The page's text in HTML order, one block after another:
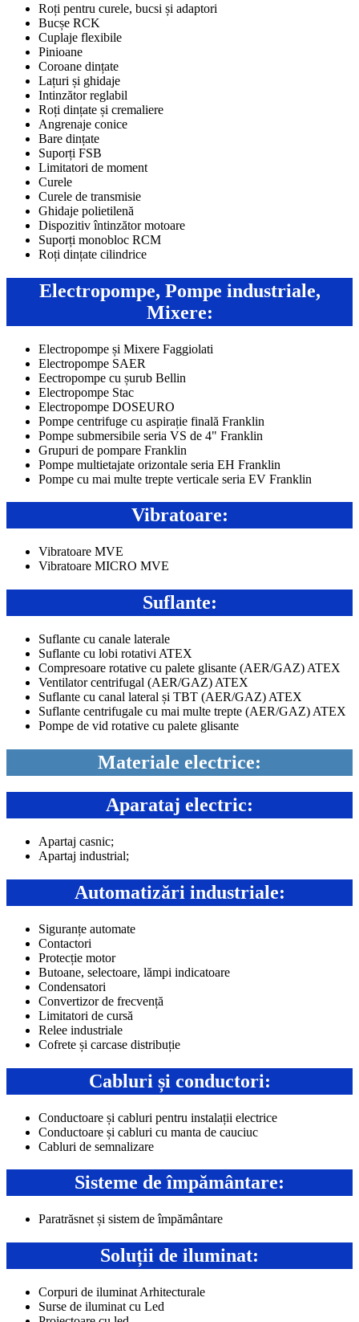
Roți pentru curele, bucsi și adaptori
Bucșe RCK
Cuplaje flexibile
Pinioane
Coroane dințate
Lațuri și ghidaje
Intinzător reglabil
Roți dințate și cremaliere
Angrenaje conice
Bare dințate
Suporți FSB
Limitatori de moment
Curele
Curele de transmisie
Ghidaje polietilenă
Dispozitiv întinzător motoare
Suporți monobloc RCM
Roți dințate cilindrice
Electropompe, Pompe industriale,
Mixere:
Electropompe și Mixere Faggiolati
Electropompe SAER
Eectropompe cu șurub Bellin
Electropompe Stac
Electropompe DOSEURO
Pompe centrifuge cu aspirație finală Franklin
Pompe submersibile seria VS de 4" Franklin
Grupuri de pompare Franklin
Pompe multietajate orizontale seria EH Franklin
Pompe cu mai multe trepte verticale seria EV Franklin
Vibratoare:
Vibratoare MVE
Vibratoare MICRO MVE
Suflante:
Suflante cu canale laterale
Suflante cu lobi rotativi ATEX
Compresoare rotative cu palete glisante (AER/GAZ) ATEX
Ventilator centrifugal (AER/GAZ) ATEX
Suflante cu canal lateral și TBT (AER/GAZ) ATEX
Suflante centrifugale cu mai multe trepte (AER/GAZ) ATEX
Pompe de vid rotative cu palete glisante
Materiale electrice:
Aparataj electric:
Apartaj casnic;
Apartaj industrial;
Automatizări industriale:
Siguranțe automate
Contactori
Protecție motor
Butoane, selectoare, lămpi indicatoare
Condensatori
Convertizor de frecvență
Limitatori de cursă
Relee industriale
Cofrete și carcase distribuție
Cabluri și conductori:
Conductoare și cabluri pentru instalații electrice
Conductoare și cabluri cu manta de cauciuc
Cabluri de semnalizare
Sisteme de împământare:
Paratrăsnet și sistem de împământare
Soluții de iluminat:
Corpuri de iluminat Arhitecturale
Surse de iluminat cu Led